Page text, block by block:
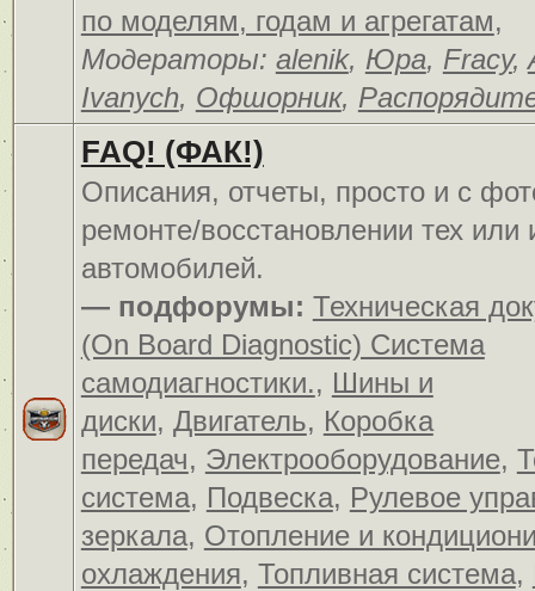
по моделям, годам и агрегатам,
Модераторы: alenik, Юра, Fracy,
Ivanych, Офшорник,
FAQ! (ФАК!)
Описания, отчеты, просто и c
ремонте/восстановлении тех или
автомобилей.
— подфорумы: Техническая
(On Board Diagnostic) Система
самодиагностики., Шины и
диски, Двигатель, Коробка
передач, Электрооборудование,
система, Подвеска, Рулевое
зеркала, Отопление и
охлаждения, Топливная система,